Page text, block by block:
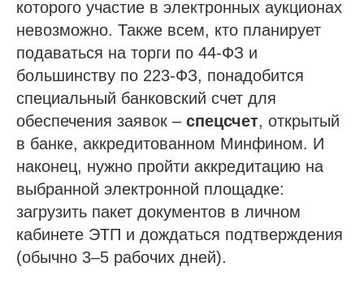
которого участие в электронных аукционах
невозможно. Также всем, кто планирует
подаваться на торги по 44-ФЗ и
большинству по 223-ФЗ, понадобится
специальный банковский счет для
обеспечения заявок – спецсчет, открытый
в банке, аккредитованном Минфином. И
наконец, нужно пройти аккредитацию на
выбранной электронной площадке:
загрузить пакет документов в личном
кабинете ЭТП и дождаться подтверждения
(обычно 3–5 рабочих дней).